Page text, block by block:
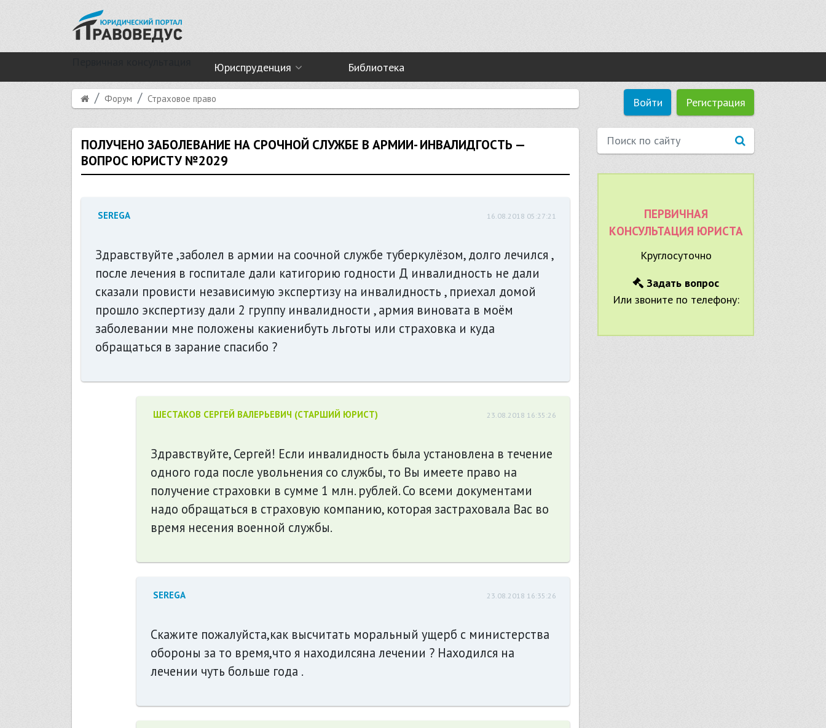
Юриспруденция Библиотека
Форум Страховое право Войти Регистрация
ПОЛУЧЕНО ЗАБОЛЕВАНИЕ НА СРОЧНОЙ СЛУЖБЕ В АРМИИ- ИНВАЛИДГОСТЬ —
ВОПРОС ЮРИСТУ №2029
SEREGA 16.08.2018 05:27:21
Здравствуйте ,заболел в армии на соочной службе туберкулёзом, долго лечился ,
после лечения в госпитале дали катигорию годности Д инвалидность не дали
сказали провисти независимую экспертизу на инвалидность , приехал домой
прошло экспертизу дали 2 группу инвалидности , армия виновата в моём
заболевании мне положены какиенибуть льготы или страховка и куда
обращаться в зарание спасибо ?
ШЕСТАКОВ СЕРГЕЙ ВАЛЕРЬЕВИЧ (СТАРШИЙ ЮРИСТ) 23.08.2018 16:35:26
Здравствуйте, Сергей! Если инвалидность была установлена в течение
одного года после увольнения со службы, то Вы имеете право на
получение страховки в сумме 1 млн. рублей. Со всеми документами
надо обращаться в страховую компанию, которая застраховала Вас во
время несения военной службы.
SEREGA 23.08.2018 16:35:26
Скажите пожалуйста,как высчитать моральный ущерб с министерства
обороны за то время,что я находилсяна лечении ? Находился на
лечении чуть больше года .
ПЕРВИЧНАЯ
КОНСУЛЬТАЦИЯ ЮРИСТА
Круглосуточно
Задать вопрос
Или звоните по телефону: